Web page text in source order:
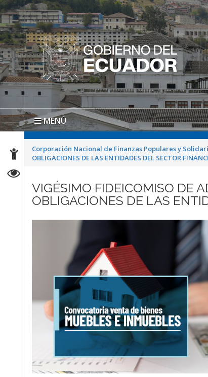
MENÚ
Corporación Nacional de Finanzas Populares y
OBLIGACIONES DE LAS ENTIDADES DEL SECTOR
VIGÉSIMO FIDEICOMISO DE
OBLIGACIONES DE LAS